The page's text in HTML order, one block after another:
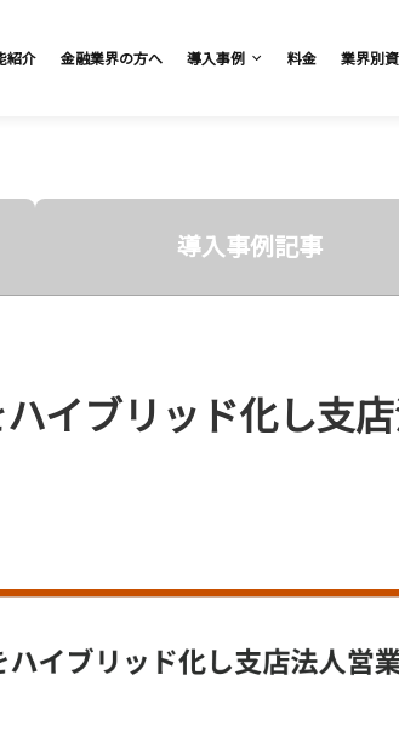
紹介 金融業界の方へ 導入事例 料金 業界別
導入事例記事
イブリッド化し支